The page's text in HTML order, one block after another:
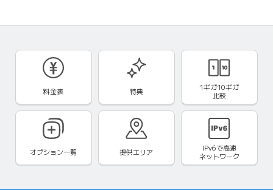
料金表 特典
1ギガ10ギガ
比較
オプション一覧 提供エリア IPv6で高速
ネットワーク